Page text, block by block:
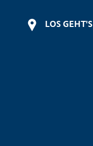
LOS GEHT'S